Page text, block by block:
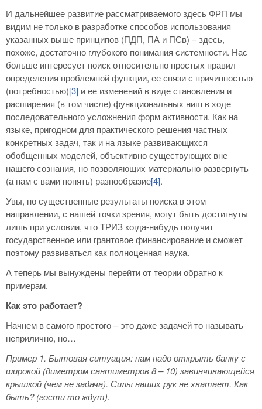
И дальнейшее развитие рассматриваемого здесь ФРП мы
видим не только в разработке способов использования
указанных выше принципов (ПДП, ПА и ПСв) – здесь,
похоже, достаточно глубокого понимания системности. Нас
больше интересует поиск относительно простых правил
определения проблемной функции, ее связи с причинностью
(потребностью)[3] и ее изменений в виде становления и
расширения (в том числе) функциональных ниш в ходе
последовательного усложнения форм активности. Как на
языке, пригодном для практического решения частных
конкретных задач, так и на языке развивающихся
обобщенных моделей, объективно существующих вне
нашего сознания, но позволяющих материально развернуть
(а нам с вами понять) разнообразие[4].
Увы, но существенные результаты поиска в этом
направлении, с нашей точки зрения, могут быть достигнуты
лишь при условии, что ТРИЗ когда-нибудь получит
государственное или грантовое финансирование и сможет
поэтому развиваться как полноценная наука.
А теперь мы вынуждены перейти от теории обратно к
примерам.
Как это работает?
Начнем в самого простого – это даже задачей то называть
неприлично, но…
Пример 1. Бытовая ситуация: нам надо открыть банку с
широкой (диметром сантиметров 8 – 10) завинчивающейся
крышкой (чем не задача). Силы наших рук не хватает. Как
быть? (гости то ждут).